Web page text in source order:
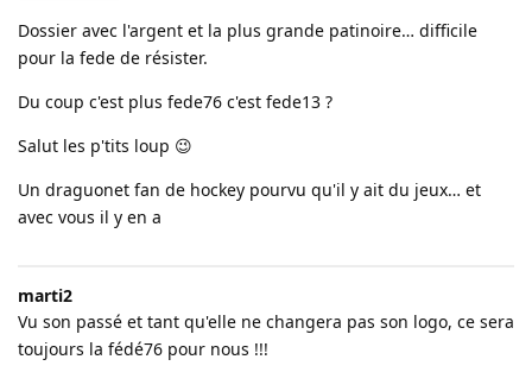
Dossier avec l'argent et la plus grande patinoire… difficile
pour la fede de résister.
Du coup c'est plus fede76 c'est fede13 ?
Salut les p'tits loup 😉
Un draguonet fan de hockey pourvu qu'il y ait du jeux… et
avec vous il y en a
marti2
Vu son passé et tant qu'elle ne changera pas son logo, ce sera
toujours la fédé76 pour nous !!!